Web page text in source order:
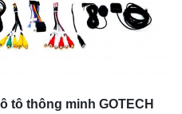
tô thông minh GOTECH